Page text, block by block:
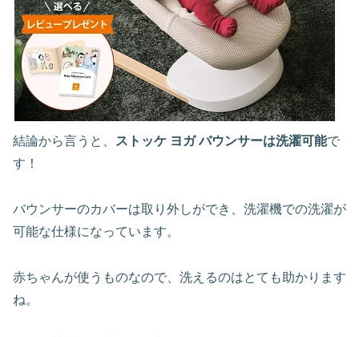
結論から言うと、 ストッケ ヨガ バウンサーは洗濯可能で
す！
バウンサーのカバーは取り外しができ、洗濯機での洗濯が
可能な仕様になっています。
赤ちゃんが使うものなので、洗えるのはとても助かります
ね。